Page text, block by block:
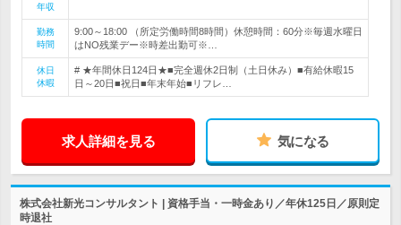
年収
勤務
時間
9:00～18:00 （所定労働時間8時間）休憩時間：60分※毎週水曜日
はNO残業デー※時差出勤可※…
休日
休暇
# ★年間休日124日★■完全週休2日制（土日休み）■有給休暇15
日～20日■祝日■年末年始■リフレ…
求人詳細を見る 気になる
株式会社新光コンサルタント | 資格手当・一時金あり／年休125日／原則定
時退社